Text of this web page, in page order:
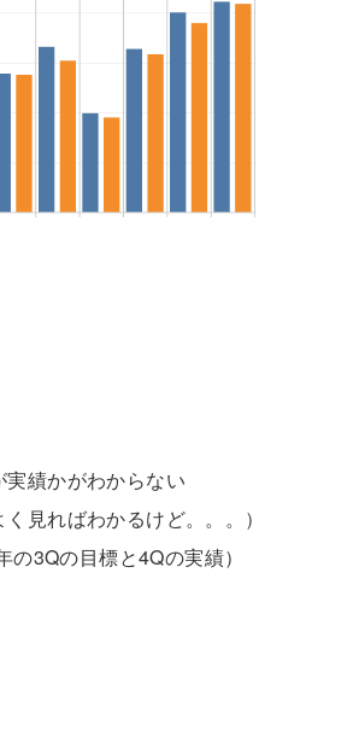
績かがわからない
見ればわかるけど。。。）
3Qの目標と4Qの実績）